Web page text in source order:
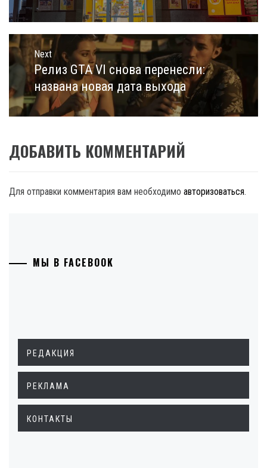
Next
Next
post:
Релиз GTA VI снова перенесли:
названа новая дата выхода
ДОБАВИТЬ КОММЕНТАРИЙ
Для отправки комментария вам необходимо авторизоваться.
МЫ В FACEBOOK
РЕДАКЦИЯ
РЕКЛАМА
КОНТАКТЫ